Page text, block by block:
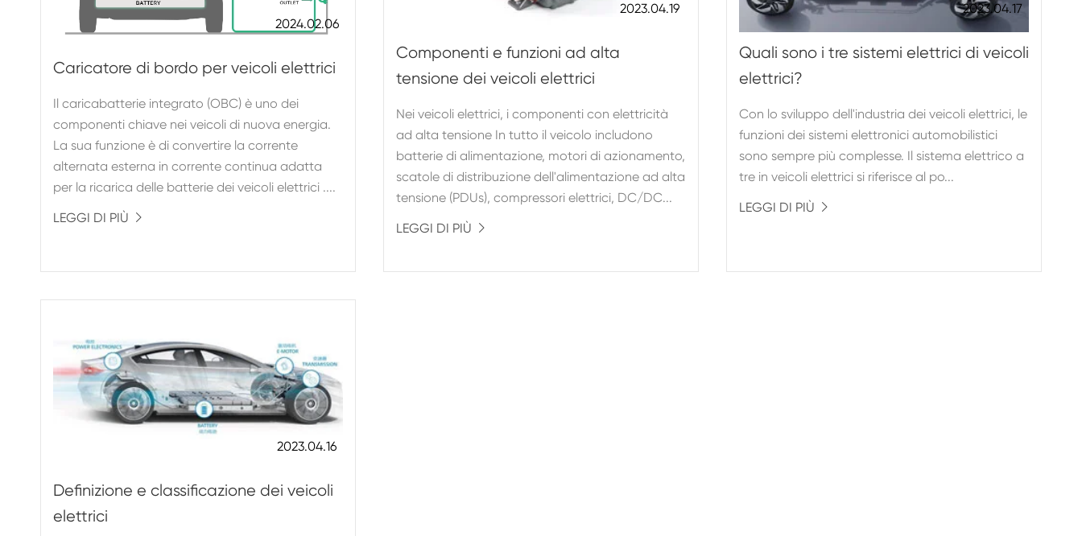
2024.02.06
Caricatore di bordo per veicoli elettrici
Il caricabatterie integrato (OBC) è uno dei
componenti chiave nei veicoli di nuova energia.
La sua funzione è di convertire la corrente
alternata esterna in corrente continua adatta
per la ricarica delle batterie dei veicoli elettrici ....
LEGGI DI PIÙ

2023.04.19
Componenti e funzioni ad alta
tensione dei veicoli elettrici
Nei veicoli elettrici, i componenti con elettricità
ad alta tensione In tutto il veicolo includono
batterie di alimentazione, motori di azionamento,
scatole di distribuzione dell'alimentazione ad alta
tensione (PDUs), compressori elettrici, DC/DC...
LEGGI DI PIÙ

2023.04.17
Quali sono i tre sistemi elettrici di veicoli
elettrici?
Con lo sviluppo dell'industria dei veicoli elettrici, le
funzioni dei sistemi elettronici automobilistici
sono sempre più complesse. Il sistema elettrico a
tre in veicoli elettrici si riferisce al po...
LEGGI DI PIÙ

2023.04.16
Definizione e classificazione dei veicoli
elettrici